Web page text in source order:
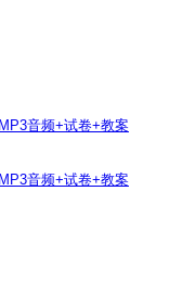
音频+试卷+教案
音频+试卷+教案